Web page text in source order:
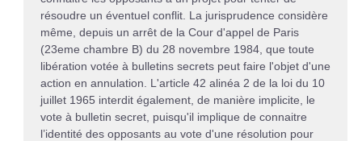
résoudre un éventuel conflit. La jurisprudence considère
même, depuis un arrêt de la Cour d'appel de Paris
(23eme chambre B) du 28 novembre 1984, que toute
libération votée à bulletins secrets peut faire l'objet d'une
action en annulation. L'article 42 alinéa 2 de la loi du 10
juillet 1965 interdit également, de manière implicite, le
vote à bulletin secret, puisqu'il implique de connaitre
l’identité des opposants au vote d'une résolution pour